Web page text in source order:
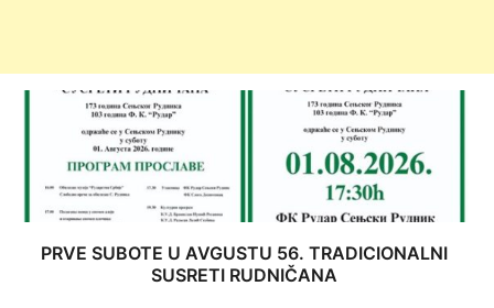
PRVE SUBOTE U AVGUSTU 56. TRADICIONALNI
SUSRETI RUDNIČANA